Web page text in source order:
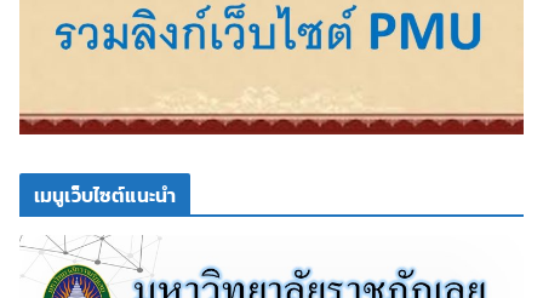
เมนูเว็บไซต์แนะนำ